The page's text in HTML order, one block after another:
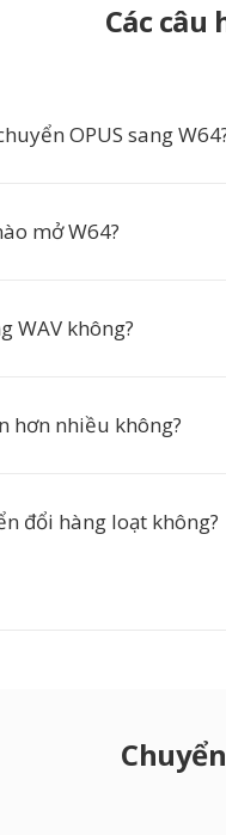
Các
OPUS sang
mở W64?
WAV không?
hơn nhiều không?
đổi hàng loạt không?